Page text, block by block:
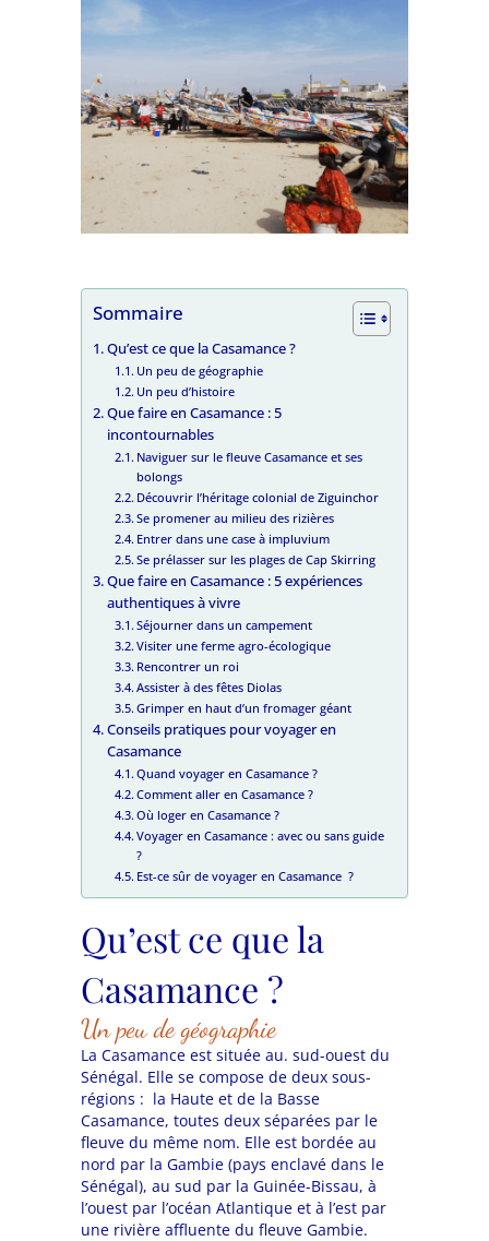
Sommaire
Qu’est ce que la Casamance ?
Un peu de géographie
Un peu d’histoire
Que faire en Casamance : 5
incontournables
Naviguer sur le fleuve Casamance et ses
bolongs
Découvrir l’héritage colonial de Ziguinchor
Se promener au milieu des rizières
Entrer dans une case à impluvium
Se prélasser sur les plages de Cap Skirring
Que faire en Casamance : 5 expériences
authentiques à vivre
Séjourner dans un campement
Visiter une ferme agro-écologique
Rencontrer un roi
Assister à des fêtes Diolas
Grimper en haut d’un fromager géant
Conseils pratiques pour voyager en
Casamance
Quand voyager en Casamance ?
Comment aller en Casamance ?
Où loger en Casamance ?
Voyager en Casamance : avec ou sans guide
?
Est-ce sûr de voyager en Casamance ?
Qu’est ce que la
Casamance ?
Un peu de géographie
La Casamance est située au. sud-ouest du
Sénégal. Elle se compose de deux sous-
régions : la Haute et de la Basse
Casamance, toutes deux séparées par le
fleuve du même nom. Elle est bordée au
nord par la Gambie (pays enclavé dans le
Sénégal), au sud par la Guinée-Bissau, à
l’ouest par l’océan Atlantique et à l’est par
une rivière affluente du fleuve Gambie.